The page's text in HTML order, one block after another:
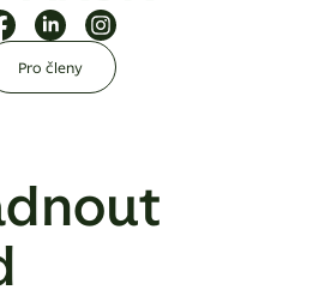
Pro členy